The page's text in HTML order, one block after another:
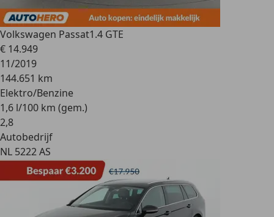
Volkswagen Passat1.4 GTE
€ 14.949
11/2019
144.651 km
Elektro/Benzine
1,6 l/100 km (gem.)
2,8
Autobedrijf
NL 5222 AS